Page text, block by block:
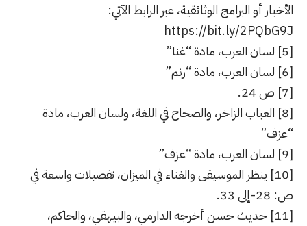
الأخبار أو البرامج الوثائقية، عبر الرابط الآتي:
https://bit.ly/2PQbG9J
[5]
لسان العرب، مادة “غنا”
[6]
لسان العرب، مادة “رنم”
[7]
ص 24.
[8]
العباب الزاخر، والصحاح في اللغة، ولسان العرب، مادة
“عزف”
[9]
لسان العرب، مادة “عزف”
[10]
ينظر الموسيقى والغناء في الميزان، تفصيلات واسعة في
ص: 28-إلى 33.
[11]
حديث حسن أخرجه الدارمي، والبيهقي، والحاكم،